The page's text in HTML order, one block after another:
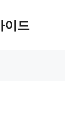
이드